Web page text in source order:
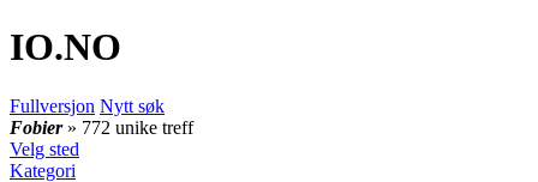
IO.NO
Fullversjon Nytt søk
Fobier » 772 unike treff
Velg sted
Kategori